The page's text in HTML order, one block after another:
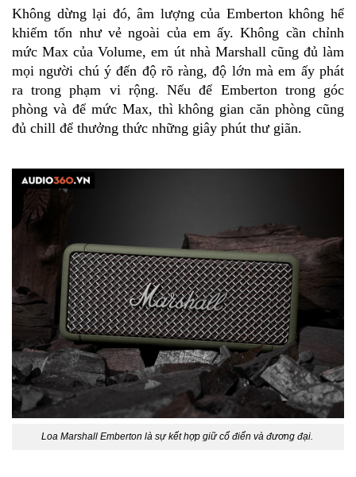
Không dừng lại đó, âm lượng của Emberton không hể
khiếm tốn như vẻ ngoài của em ấy. Không cần chỉnh
mức Max của Volume, em út nhà Marshall cũng đủ làm
mọi người chú ý đến độ rõ ràng, độ lớn mà em ấy phát
ra trong phạm vi rộng. Nếu để Emberton trong góc
phòng và để mức Max, thì không gian căn phòng cũng
đủ chill để thưởng thức những giây phút thư giãn.
Loa Marshall Emberton là sự kết hợp giữ cổ điển và đương đại.